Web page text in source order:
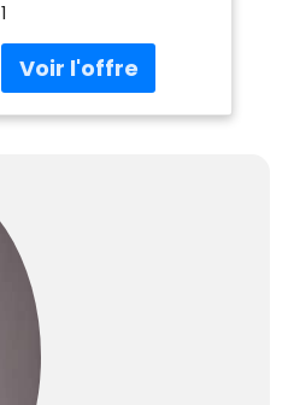
rangement,
armoire à couture
portable pour
machine à broder,
organisateur de
1